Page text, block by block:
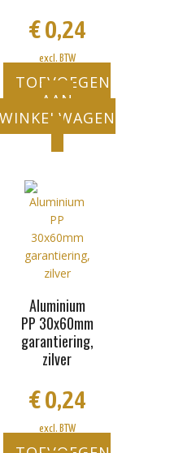
€0,24
excl. BTW
TOEVOEGEN
AAN
Aluminium
PP 30x60mm
garantiering,
zilver
€0,24
excl. BTW